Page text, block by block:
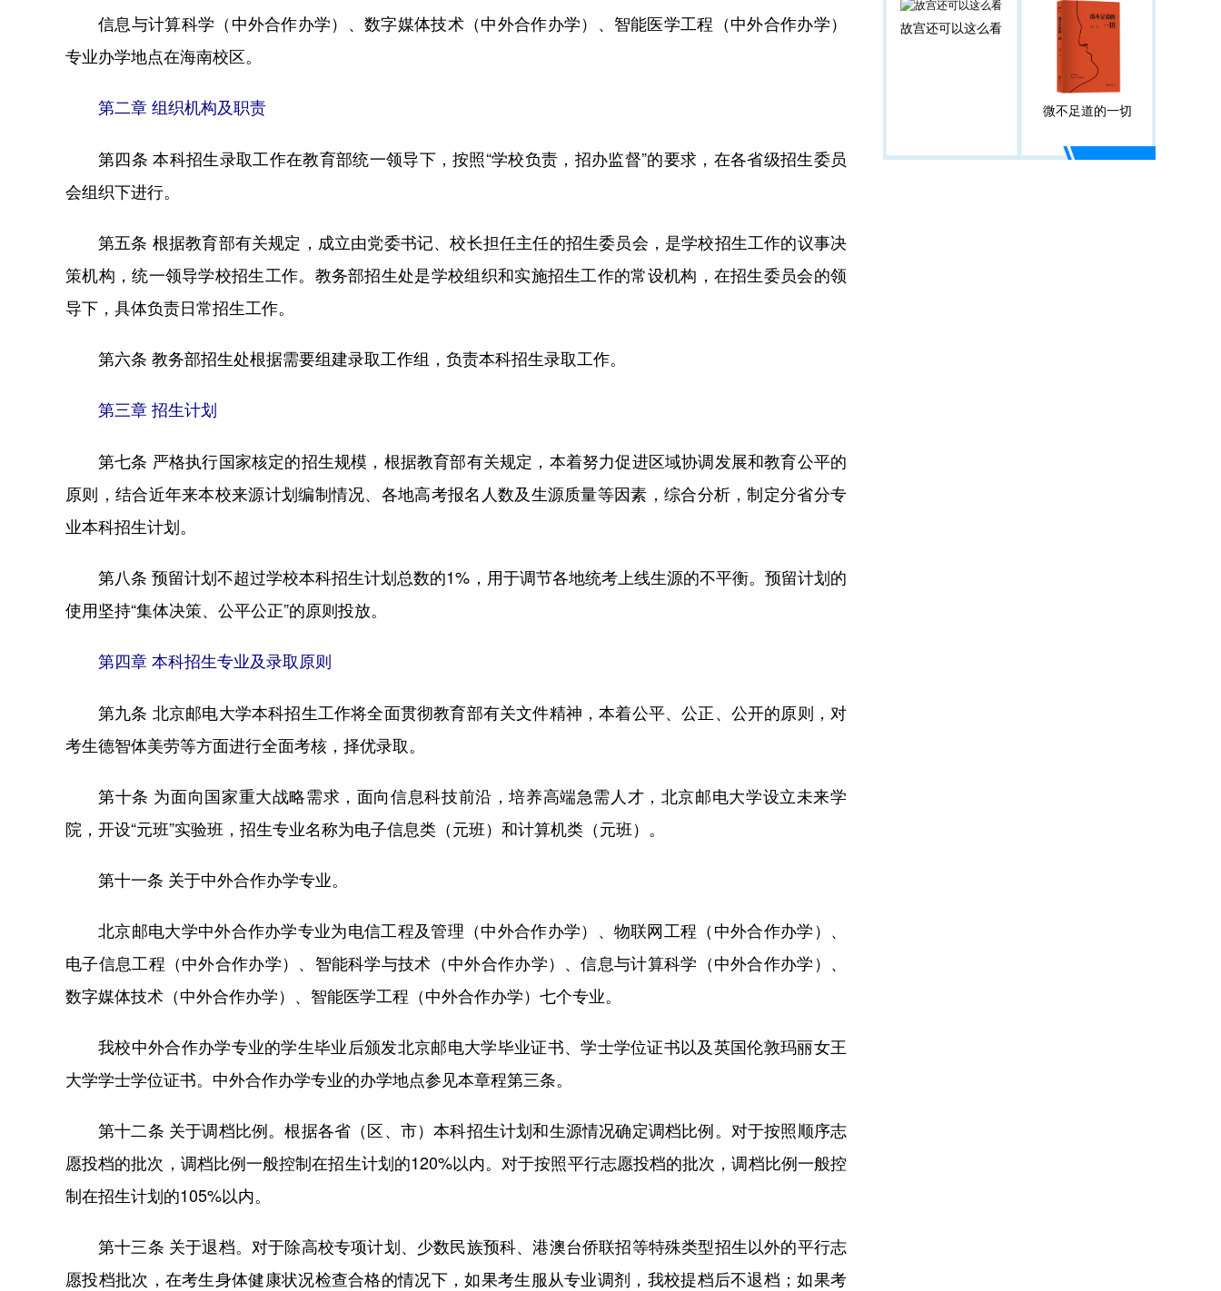
信息与计算科学（中外合作办学）、数字媒体技术（中外合作办学）、智能医学工程（中外合作办学）
专业办学地点在海南校区。
第二章 组织机构及职责
第四条 本科招生录取工作在教育部统一领导下，按照“学校负责，招办监督”的要求，在各省级招生委员
会组织下进行。
第五条 根据教育部有关规定，成立由党委书记、校长担任主任的招生委员会，是学校招生工作的议事决
策机构，统一领导学校招生工作。教务部招生处是学校组织和实施招生工作的常设机构，在招生委员会的领
导下，具体负责日常招生工作。
第六条 教务部招生处根据需要组建录取工作组，负责本科招生录取工作。
第三章 招生计划
第七条 严格执行国家核定的招生规模，根据教育部有关规定，本着努力促进区域协调发展和教育公平的
原则，结合近年来本校来源计划编制情况、各地高考报名人数及生源质量等因素，综合分析，制定分省分专
业本科招生计划。
第八条 预留计划不超过学校本科招生计划总数的1%，用于调节各地统考上线生源的不平衡。预留计划的
使用坚持“集体决策、公平公正”的原则投放。
第四章 本科招生专业及录取原则
第九条 北京邮电大学本科招生工作将全面贯彻教育部有关文件精神，本着公平、公正、公开的原则，对
考生德智体美劳等方面进行全面考核，择优录取。
第十条 为面向国家重大战略需求，面向信息科技前沿，培养高端急需人才，北京邮电大学设立未来学
院，开设“元班”实验班，招生专业名称为电子信息类（元班）和计算机类（元班）。
第十一条 关于中外合作办学专业。
北京邮电大学中外合作办学专业为电信工程及管理（中外合作办学）、物联网工程（中外合作办学）、
电子信息工程（中外合作办学）、智能科学与技术（中外合作办学）、信息与计算科学（中外合作办学）、
数字媒体技术（中外合作办学）、智能医学工程（中外合作办学）七个专业。
我校中外合作办学专业的学生毕业后颁发北京邮电大学毕业证书、学士学位证书以及英国伦敦玛丽女王
大学学士学位证书。中外合作办学专业的办学地点参见本章程第三条。
第十二条 关于调档比例。根据各省（区、市）本科招生计划和生源情况确定调档比例。对于按照顺序志
愿投档的批次，调档比例一般控制在招生计划的120%以内。对于按照平行志愿投档的批次，调档比例一般控
制在招生计划的105%以内。
第十三条 关于退档。对于除高校专项计划、少数民族预科、港澳台侨联招等特殊类型招生以外的平行志
愿投档批次，在考生身体健康状况检查合格的情况下，如果考生服从专业调剂，我校提档后不退档；如果考
故宫还可以这么看
微不足道的一切